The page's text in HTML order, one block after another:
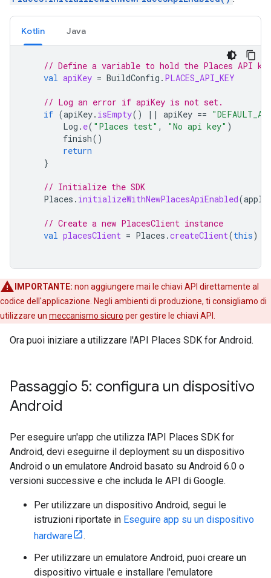
Kotlin Java
// Define a variable to hold the Places API
val apiKey = BuildConfig . PLACES_API_KEY
// Log an error if apiKey is not set.
if (apiKey. isEmpty() || apiKey ==
Log . e( "Places test" , "No api key" )
finish()
return
}
// Initialize the SDK
Places . initializeWithNewPlacesApiEnabled(
// Create a new PlacesClient instance
val placesClient = Places .createClient(this)
IMPORTANTE: non aggiungere mai le chiavi API direttamente al
codice dell'applicazione. Negli ambienti di produzione, ti consigliamo di
utilizzare un meccanismo sicuro per gestire le chiavi API.
Ora puoi iniziare a utilizzare l'API Places SDK for Android.
Passaggio 5: configura un dispositivo
Android
Per eseguire un'app che utilizza l'API Places SDK for
Android, devi eseguirne il deployment su un dispositivo
Android o un emulatore Android basato su Android 6.0 o
versioni successive e che includa le API di Google.
Per utilizzare un dispositivo Android, segui le
istruzioni riportate in Eseguire app su un dispositivo
hardware
.
Per utilizzare un emulatore Android, puoi creare un
dispositivo virtuale e installare l'emulatore